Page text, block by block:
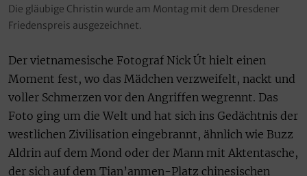
Die gläubige Christin wurde am Montag mit dem Dresdener
Friedenspreis ausgezeichnet.
Der vietnamesische Fotograf Nick Út hielt einen
Moment fest, wo das Mädchen verzweifelt, nackt und
voller Schmerzen vor den Angriffen wegrennt. Das
Foto ging um die Welt und hat sich ins Gedächtnis der
westlichen Zivilisation eingebrannt, ähnlich wie Buzz
Aldrin auf dem Mond oder der Mann mit Aktentasche,
der sich auf dem Tian’anmen-Platz chinesischen